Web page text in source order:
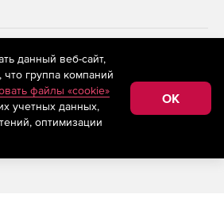
России.
Республики Беларусь.
store.softline.ru применяются
(информационные технологии
на основе сбора,
сведений, относящихся к
сети «Интернет»,
Российской Федерации)
данный веб-сайт,
что группа компаний
файлы «cookie»
учетных данных,
оптимизации
OK